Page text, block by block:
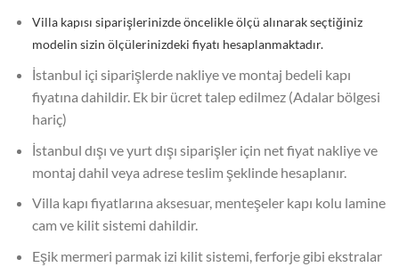
Villa kapısı siparişlerinizde öncelikle ölçü alınarak seçtiğiniz
modelin sizin ölçülerinizdeki fiyatı hesaplanmaktadır.
İstanbul içi siparişlerde nakliye ve montaj bedeli kapı
fiyatına dahildir. Ek bir ücret talep edilmez (Adalar bölgesi
hariç)
İstanbul dışı ve yurt dışı siparişler için net fiyat nakliye ve
montaj dahil veya adrese teslim şeklinde hesaplanır.
Villa kapı fiyatlarına aksesuar, menteşeler kapı kolu lamine
cam ve kilit sistemi dahildir.
Eşik mermeri parmak izi kilit sistemi, ferforje gibi ekstralar